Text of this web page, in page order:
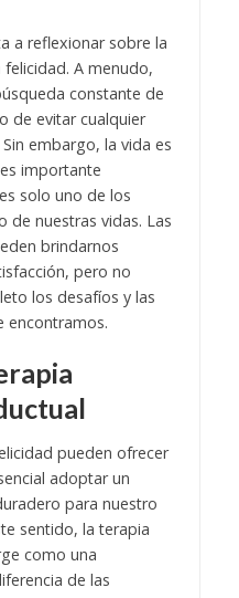
a reflexionar sobre la
A menudo,
constante de
de evitar cualquier
embargo, la vida es
importante
solo uno de los
de nuestras vidas. Las
brindarnos
pero no
los desafíos y las
encontramos.
pueden ofrecer
adoptar un
para nuestro
sentido, la terapia
como una
de las